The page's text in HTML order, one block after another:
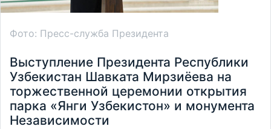
Фото: Пресс-служба Президента
Выступление Президента Республики
Узбекистан Шавката Мирзиёева на
торжественной церемонии открытия
парка «Янги Узбекистон» и монумента
Независимости